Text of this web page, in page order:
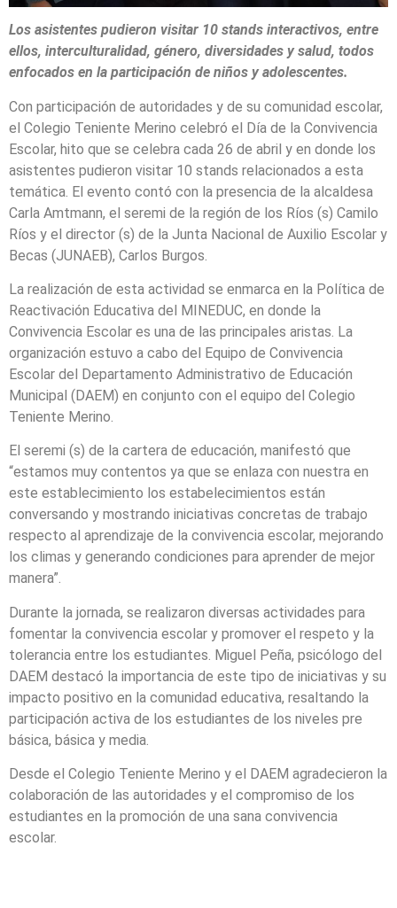
Los asistentes pudieron visitar 10 stands interactivos, entre
ellos, interculturalidad, género, diversidades y salud, todos
enfocados en la participación de niños y adolescentes.
Con participación de autoridades y de su comunidad escolar,
el Colegio Teniente Merino celebró el Día de la Convivencia
Escolar, hito que se celebra cada 26 de abril y en donde los
asistentes pudieron visitar 10 stands relacionados a esta
temática. El evento contó con la presencia de la alcaldesa
Carla Amtmann, el seremi de la región de los Ríos (s) Camilo
Ríos y el director (s) de la Junta Nacional de Auxilio Escolar y
Becas (JUNAEB), Carlos Burgos.
La realización de esta actividad se enmarca en la Política de
Reactivación Educativa del MINEDUC, en donde la
Convivencia Escolar es una de las principales aristas. La
organización estuvo a cabo del Equipo de Convivencia
Escolar del Departamento Administrativo de Educación
Municipal (DAEM) en conjunto con el equipo del Colegio
Teniente Merino.
El seremi (s) de la cartera de educación, manifestó que
“estamos muy contentos ya que se enlaza con nuestra en
este establecimiento los estabelecimientos están
conversando y mostrando iniciativas concretas de trabajo
respecto al aprendizaje de la convivencia escolar, mejorando
los climas y generando condiciones para aprender de mejor
manera”.
Durante la jornada, se realizaron diversas actividades para
fomentar la convivencia escolar y promover el respeto y la
tolerancia entre los estudiantes. Miguel Peña, psicólogo del
DAEM destacó la importancia de este tipo de iniciativas y su
impacto positivo en la comunidad educativa, resaltando la
participación activa de los estudiantes de los niveles pre
básica, básica y media.
Desde el Colegio Teniente Merino y el DAEM agradecieron la
colaboración de las autoridades y el compromiso de los
estudiantes en la promoción de una sana convivencia
escolar.